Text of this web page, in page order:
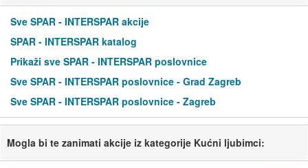
Sve SPAR - INTERSPAR akcije
SPAR - INTERSPAR katalog
Prikaži sve SPAR - INTERSPAR poslovnice
Sve SPAR - INTERSPAR poslovnice - Grad Zagreb
Sve SPAR - INTERSPAR poslovnice - Zagreb
Mogla bi te zanimati akcije iz kategorije Kućni ljubimci: